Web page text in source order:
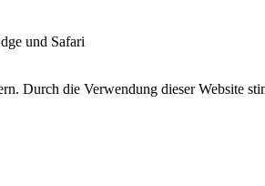
und Safari
Durch die Verwendung dieser Website